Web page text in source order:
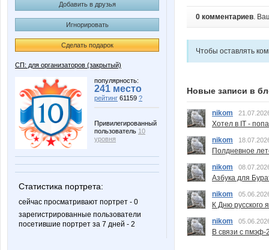
Добавить в друзья
Игнорировать
Сделать подарок
СП: для организаторов (закрытый)
популярность:
241 место
рейтинг 61159 ?
Привилегированный
пользователь 10
уровня
Статистика портрета:
сейчас просматривают портрет - 0
зарегистрированные пользователи
посетившие портрет за 7 дней - 2
0 комментариев.
Чтобы оставлять
Новые записи в
nikom
Хотел в IT -
nikom
Полдневное
nikom
Азбука для
nikom
К Дню русского
nikom
В связи с пмэф-